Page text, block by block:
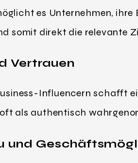
es Unternehmen,
somit direkt die relevante
Vertrauen
Influencern schafft
als authentisch
und